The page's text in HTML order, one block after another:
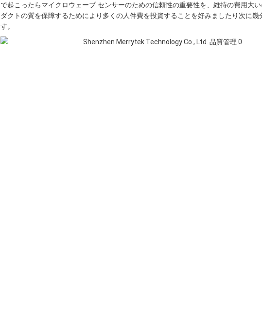
で起こったらマイクロウェーブ センサーのための信頼性の重要性を、維持の費用大
ダクトの質を保障するためにより多くの人件費を投資することを好みましたり次に
す。